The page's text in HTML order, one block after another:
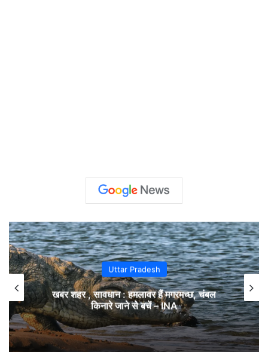
Uttar Pradesh
खबर शहर , सावधान : हमलावर हैं मगरमच्छ, चंबल
किनारे जाने से बचें – INA